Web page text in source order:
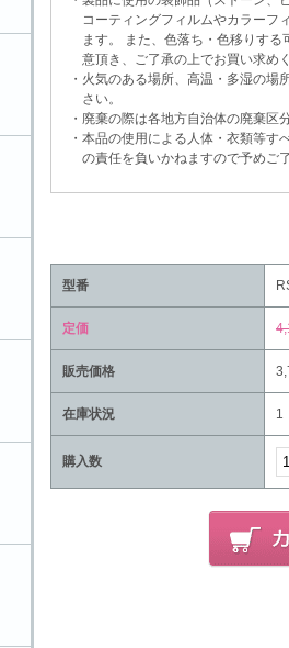
コーティングフィルムやカラーフ
ます。 また、色落ち・色移りする
意頂き、ご了承の上でお買い求め
・火気のある場所、高温・多湿の場
さい。
・廃棄の際は各地方自治体の廃棄区
・本品の使用による人体・衣類等す
の責任を負いかねますので予めご
型番
定価
販売価格
在庫状況 1
購入数